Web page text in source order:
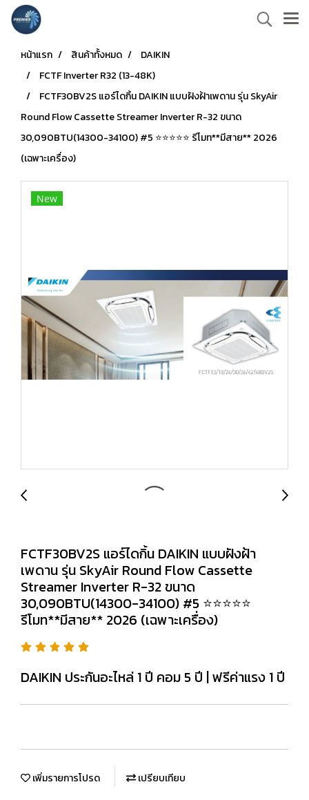
หน้าแรก สินค้าทั้งหมด
DAIKIN
FCTF Inverter R32 (13-48K)
FCTF30BV2S แอร์ไดกิ้น DAIKIN แบบฝังฝ้าเพดาน รุ่น SkyAir
Round Flow Cassette Streamer Inverter R-32 ขนาด
30,090BTU(14300-34100) #5 ⭐⭐⭐⭐⭐ รีโมท**มีสาย** 2026
(เฉพาะเครื่อง)
New
FCTF30BV2S แอร์ไดกิ้น DAIKIN แบบฝังฝ้า
เพดาน รุ่น SkyAir Round Flow Cassette
Streamer Inverter R-32 ขนาด
30,090BTU(14300-34100) #5 ⭐⭐⭐⭐⭐
รีโมท**มีสาย** 2026 (เฉพาะเครื่อง)
DAIKIN ประกันอะไหล่ 1 ปี คอม 5 ปี | ฟรีค่าแรง 1 ปี
เพิ่มรายการโปรด เปรียบเทียบ